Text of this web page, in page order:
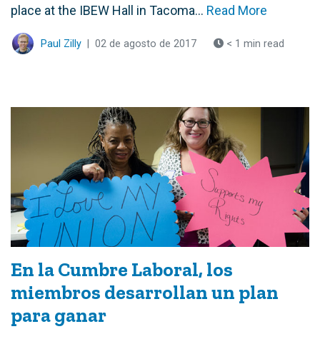
place at the IBEW Hall in Tacoma... Read More
Paul Zilly 02 de agosto de 2017 < 1 min read
En la Cumbre Laboral, los
miembros desarrollan un plan
para ganar